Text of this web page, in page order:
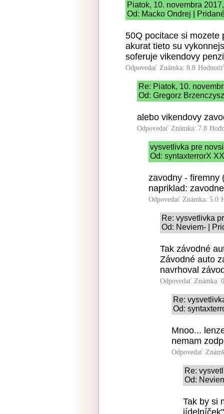
Piatok, 10. novembra
Od: Macko Ondrej |
50Q pocitace si mozete
akurat tieto su
soferuje vikendovy
Odpovedať Známka: 8.8
Re: Piatok, 10.
Od: Gregorz
alebo vikendovy
Odpovedať Známka: 7.8
vysvetlivka pre
Od: syntaxterrorX
zavodny - firemny
napriklad:
Odpovedať Známka: 5.0
Re: vysvetlivka
Od: Neviem- |
Tak závodné
Závodné auto
navrhoval
Odpovedať Známka:
Re:
Od:
Mnoo...
nemam
Odpovedať
Re:
Od:
Tak by si